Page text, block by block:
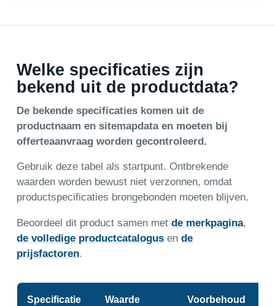
Welke specificaties zijn
bekend uit de productdata?
De bekende specificaties komen uit de
productnaam en sitemapdata en moeten bij
offerteaanvraag worden gecontroleerd.
Gebruik deze tabel als startpunt. Ontbrekende
waarden worden bewust niet verzonnen, omdat
productspecificaties brongebonden moeten blijven.
Beoordeel dit product samen met de merkpagina,
de volledige productcatalogusen de
prijsfactoren.
Specificatie Waarde Voorbehoud